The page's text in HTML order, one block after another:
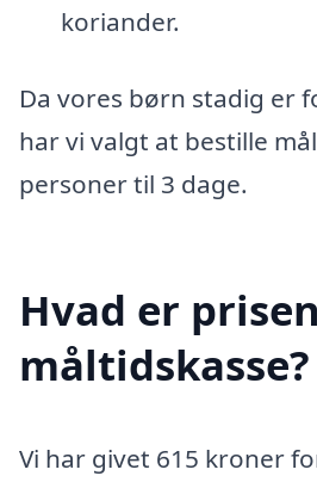
koriander.
Da vores børn stadig er
har vi valgt at bestille
personer til 3 dage.
Hvad er
måltidskasse?
Vi har givet 615 kroner